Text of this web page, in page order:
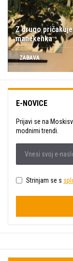
Z drugo
manekenka
ZABAVA
E-NOVICE
Prijavi se na
modnimi trendi.
Strinjam se s